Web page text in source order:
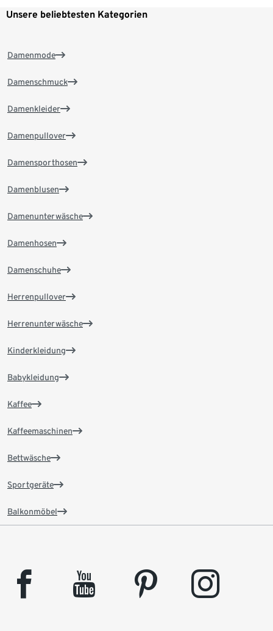
Unsere beliebtesten Kategorien
Damenmode
Damenschmuck
Damenkleider
Damenpullover
Damensporthosen
Damenblusen
Damenunterwäsche
Damenhosen
Damenschuhe
Herrenpullover
Herrenunterwäsche
Kinderkleidung
Babykleidung
Kaffee
Kaffeemaschinen
Bettwäsche
Sportgeräte
Balkonmöbel
facebook youtube pinterest instagram